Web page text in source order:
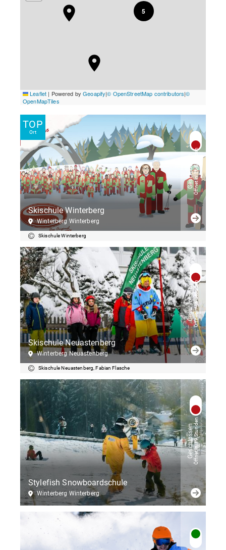
TOP
Ort
Skischule Winterberg
Winterberg Winterberg
GeschlossenÖffnet in 16 Stunden
Skischule Winterberg
Skischule Neuastenberg
Winterberg Neuastenberg
GeschlossenÖffnet in 16 Stunden
Skischule Neuastenberg, Fabian Flasche
Stylefish Snowboardschule
Winterberg Winterberg
GeschlossenÖffnet in 19 Stunden